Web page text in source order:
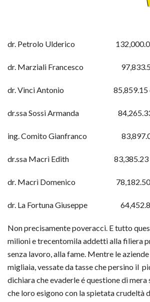
dr. Petrolo Ulderico 132,000.00
dr. Marziali Francesco
dr. Vinci Antonio 85,859.15
dr.ssa Sossi Armanda 84,265.33
ing. Comito Gianfranco
dr.ssa Macrì Edith 83,385.23
dr. Macrì Domenico 78,182.50
dr. La Fortuna Giuseppe
Non precisamente poveracci. E tutto
milioni e trecentomila addetti alla filiera
senza lavoro, alla fame. Mentre le
migliaia, vessate da tasse che persino il
dichiara che evaderle é questione di
che loro esigono con la spietata crudeltà